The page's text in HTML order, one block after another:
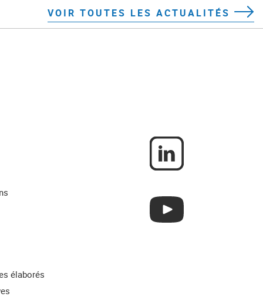
VOIR TOUTES LES ACTUALITÉS
élaborés